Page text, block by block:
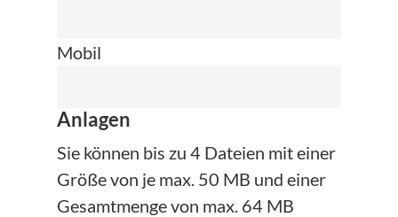
Mobil
Anlagen
Sie können bis zu 4 Dateien mit einer
Größe von je max. 50 MB und einer
Gesamtmenge von max. 64 MB